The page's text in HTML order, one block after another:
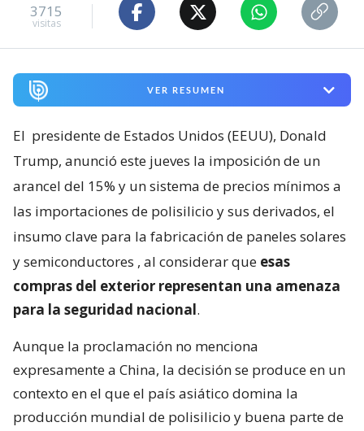
3715
visitas
VER RESUMEN
El presidente de Estados Unidos (EEUU), Donald
Trump, anunció este jueves la imposición de un
arancel del 15% y un sistema de precios mínimos a
las importaciones de polisilicio y sus derivados, el
insumo clave para la fabricación de paneles solares
y semiconductores , al considerar que esas
compras del exterior representan una amenaza
para la seguridad nacional.
Aunque la proclamación no menciona
expresamente a China, la decisión se produce en un
contexto en el que el país asiático domina la
producción mundial de polisilicio y buena parte de